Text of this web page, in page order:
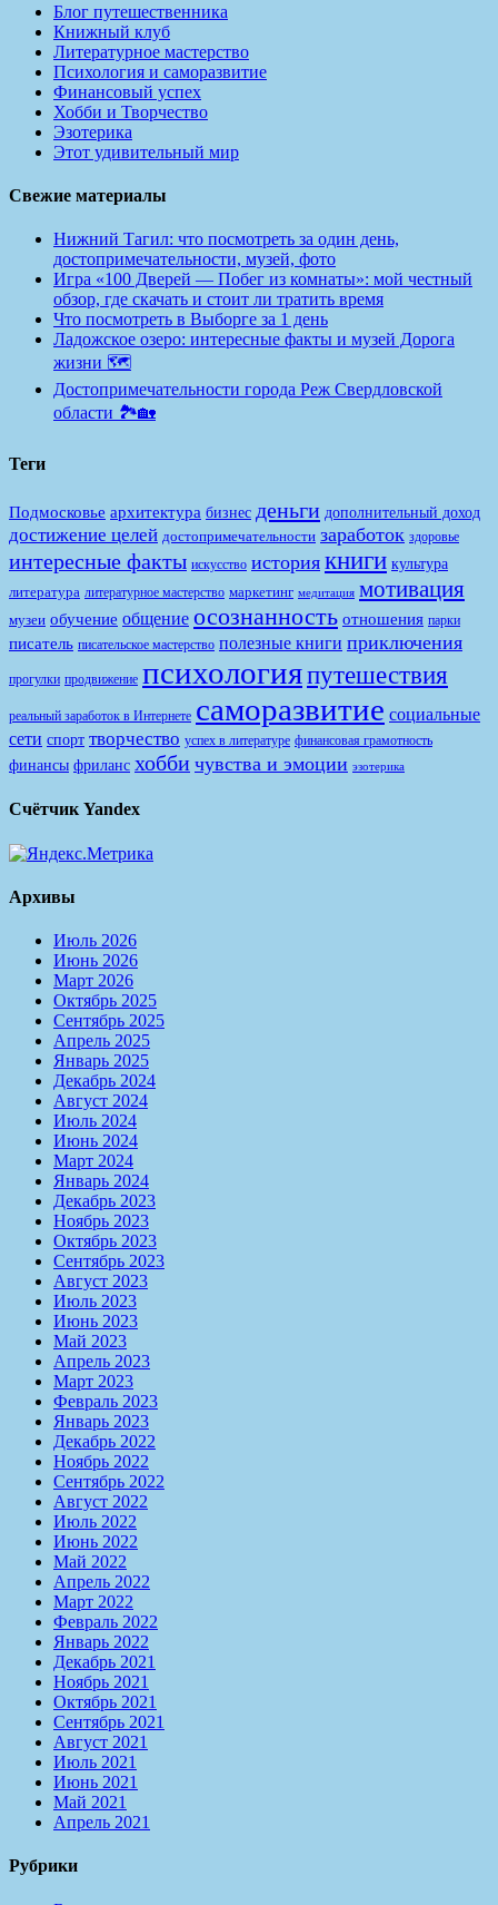
Блог путешественника
Книжный клуб
Литературное мастерство
Психология и саморазвитие
Финансовый успех
Хобби и Творчество
Эзотерика
Этот удивительный мир
Свежие материалы
Нижний Тагил: что посмотреть за один день,
достопримечательности, музей, фото
Игра «100 Дверей — Побег из комнаты»: мой честный
обзор, где скачать и стоит ли тратить время
Что посмотреть в Выборге за 1 день
Ладожское озеро: интересные факты и музей Дорога
жизни 🗺️
Достопримечательности города Реж Свердловской
области 🏞️🏡
Теги
Подмосковье архитектура бизнес деньги дополнительный доход
достижение целей достопримечательности заработок здоровье
интересные факты искусство история книги культура
литература литературное мастерство маркетинг медитация мотивация
музеи обучение общение осознанность отношения парки
писатель писательское мастерство полезные книги приключения
прогулки продвижение психологияпутешествия
реальный заработок в Интернете саморазвитие социальные
сети спорт творчество успех в литературе финансовая грамотность
финансы фриланс хобби чувства и эмоции эзотерика
Счётчик Yandex
Архивы
Июль 2026
Июнь 2026
Март 2026
Октябрь 2025
Сентябрь 2025
Апрель 2025
Январь 2025
Декабрь 2024
Август 2024
Июль 2024
Июнь 2024
Март 2024
Январь 2024
Декабрь 2023
Ноябрь 2023
Октябрь 2023
Сентябрь 2023
Август 2023
Июль 2023
Июнь 2023
Май 2023
Апрель 2023
Март 2023
Февраль 2023
Январь 2023
Декабрь 2022
Ноябрь 2022
Сентябрь 2022
Август 2022
Июль 2022
Июнь 2022
Май 2022
Апрель 2022
Март 2022
Февраль 2022
Январь 2022
Декабрь 2021
Ноябрь 2021
Октябрь 2021
Сентябрь 2021
Август 2021
Июль 2021
Июнь 2021
Май 2021
Апрель 2021
Рубрики